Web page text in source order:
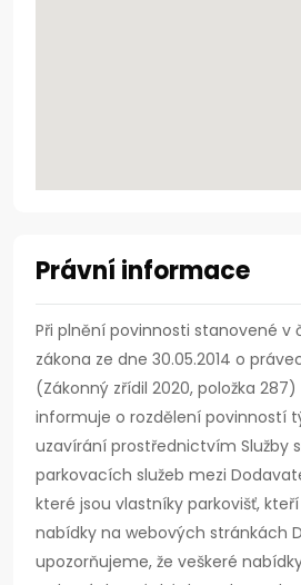
Právní informace
Při plnění povinnosti stanovené v
zákona ze dne 30.05.2014 o
(Zákonný zřídil 2020, položka
informuje o rozdělení povinností
uzavírání prostřednictvím Služby
parkovacích služeb mezi
které jsou vlastníky parkovišť,
nabídky na webových stránkách
upozorňujeme, že veškeré